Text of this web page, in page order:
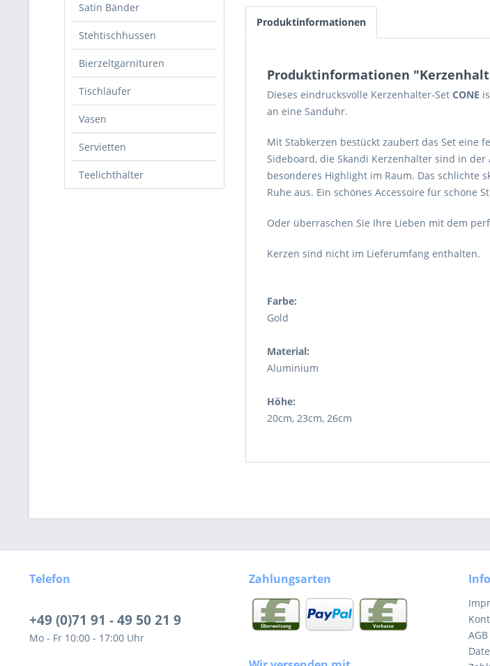
Satin Bänder
Stehtischhussen
Bierzeltgarnituren
Tischläufer
Vasen
Servietten
Teelichthalter
Produktinformationen
Produktinformationen
Dieses eindrucksvolle Kerzenhalter-Set CONE
an eine Sanduhr.
Mit Stabkerzen bestückt zaubert das Set eine
Sideboard, die Skandi Kerzenhalter sind in
besonderes Highlight im Raum. Das schlichte
Ruhe aus. Ein schönes Accessoire für schöne
Oder überraschen Sie Ihre Lieben mit dem
Kerzen sind nicht im Lieferumfang enthalten.
Farbe:
Gold
Material:
Aluminium
Höhe:
20cm, 23cm, 26cm
Telefon
+49 (0)71 91 - 49 50 21 9
Mo - Fr 10:00 - 17:00 Uhr
Zahlungsarten
AGB